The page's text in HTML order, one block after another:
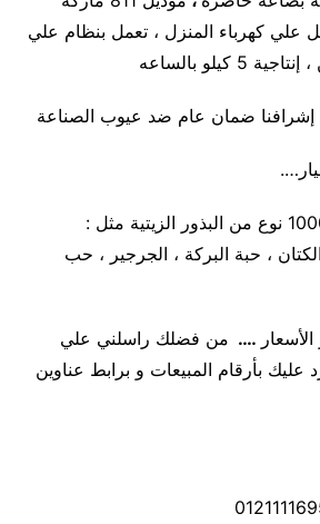
كهرباء المنزل ، تعمل بنظام علي
كيلو بالساعه
ضمان عام ضد عيوب الصناعة
تعمل علي أكثر من 1000 نوع من البذور الزيتية مثل :
، حبة البركة ، الجرجير ، حب
…. من فضلك راسلني علي
عليك بأرقام المبيعات و برابط عناوين